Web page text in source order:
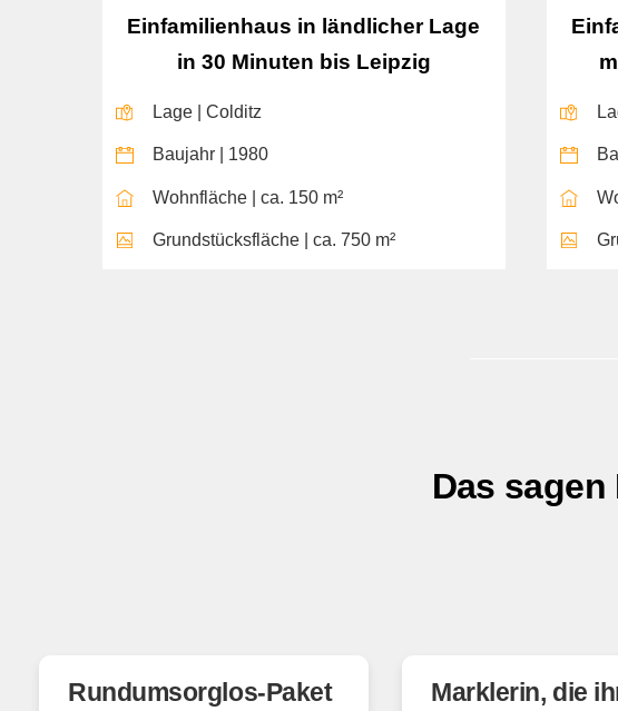
Einfamilienhaus in ländlicher Lage
in 30 Minuten bis Leipzig
Lage | Colditz
Baujahr | 1980
Wohnfläche | ca. 150 m²
Grundstücksfläche | ca. 750 m²
Das
Rundumsorglos-Paket
Marklerin, die